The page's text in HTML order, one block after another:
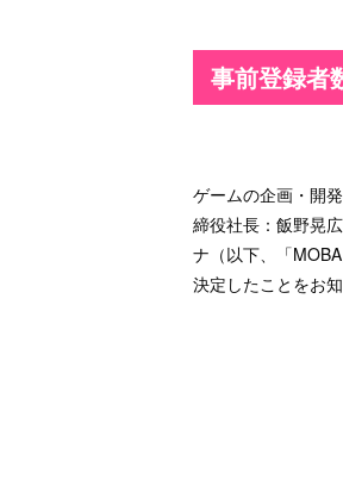
事前登録者
ゲームの企画・開
締役社長：飯野晃
ナ（以下、「
決定したことをお